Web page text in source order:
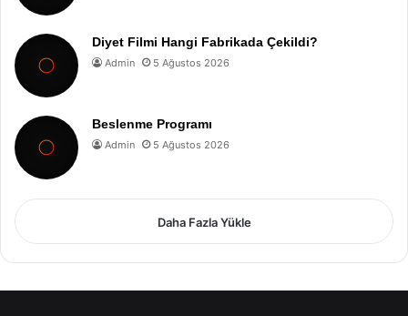
Diyet Filmi Hangi Fabrikada Çekildi?
Admin 5 Ağustos 2026
Beslenme Programı
Admin 5 Ağustos 2026
Daha Fazla Yükle